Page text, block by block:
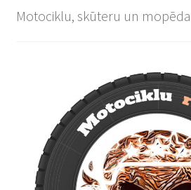
Motociklu, skūteru un